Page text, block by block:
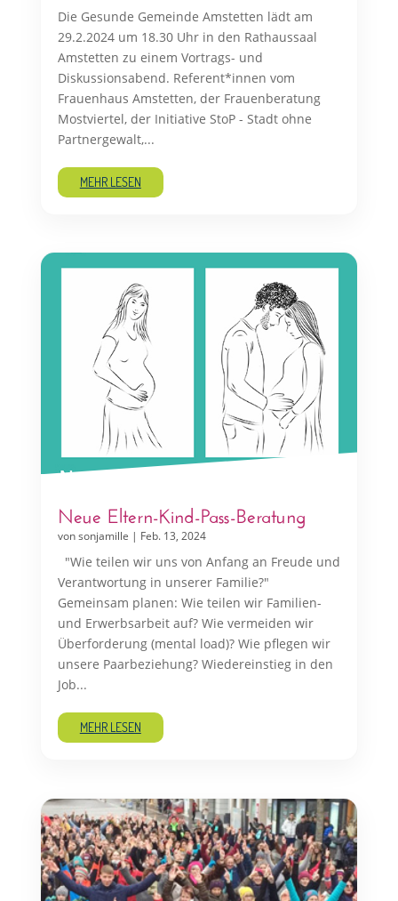
Die Gesunde Gemeinde Amstetten lädt am
29.2.2024 um 18.30 Uhr in den Rathaussaal
Amstetten zu einem Vortrags- und
Diskussionsabend. Referent*innen vom
Frauenhaus Amstetten, der Frauenberatung
Mostviertel, der Initiative StoP - Stadt ohne
Partnergewalt,...
MEHR LESEN
Neue Eltern-Kind-Pass-Beratung
vonsonjamille | Feb. 13, 2024
"Wie teilen wir uns von Anfang an Freude und
Verantwortung in unserer Familie?"
Gemeinsam planen: Wie teilen wir Familien-
und Erwerbsarbeit auf? Wie vermeiden wir
Überforderung (mental load)? Wie pflegen wir
unsere Paarbeziehung? Wiedereinstieg in den
Job...
MEHR LESEN